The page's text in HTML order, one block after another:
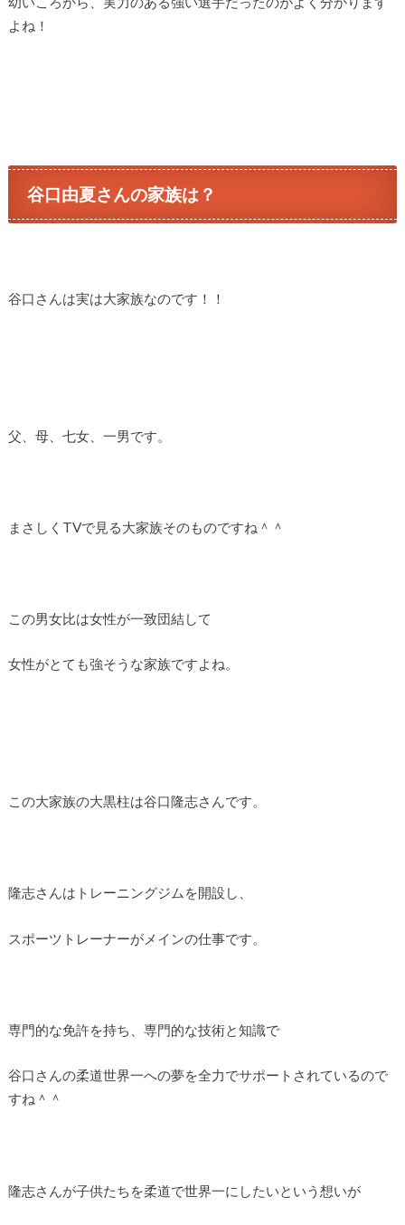
よね！
谷口由夏さんの家族は？
谷口さんは実は大家族なのです！！
父、母、七女、一男です。
まさしくTVで見る大家族そのものですね＾＾
この男女比は女性が一致団結して
女性がとても強そうな家族ですよね。
この大家族の大黒柱は谷口隆志さんです。
隆志さんはトレーニングジムを開設し、
スポーツトレーナーがメインの仕事です。
専門的な免許を持ち、専門的な技術と知識で
谷口さんの柔道世界一への夢を全力でサポートされているので
すね＾＾
隆志さんが子供たちを柔道で世界一にしたいという想いが